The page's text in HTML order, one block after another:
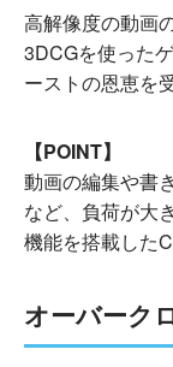
高解像度の動画
3DCGを使った
ーストの恩恵を
【POINT】
動画の編集や書
など、負荷が大
機能を搭載した
オーバーク